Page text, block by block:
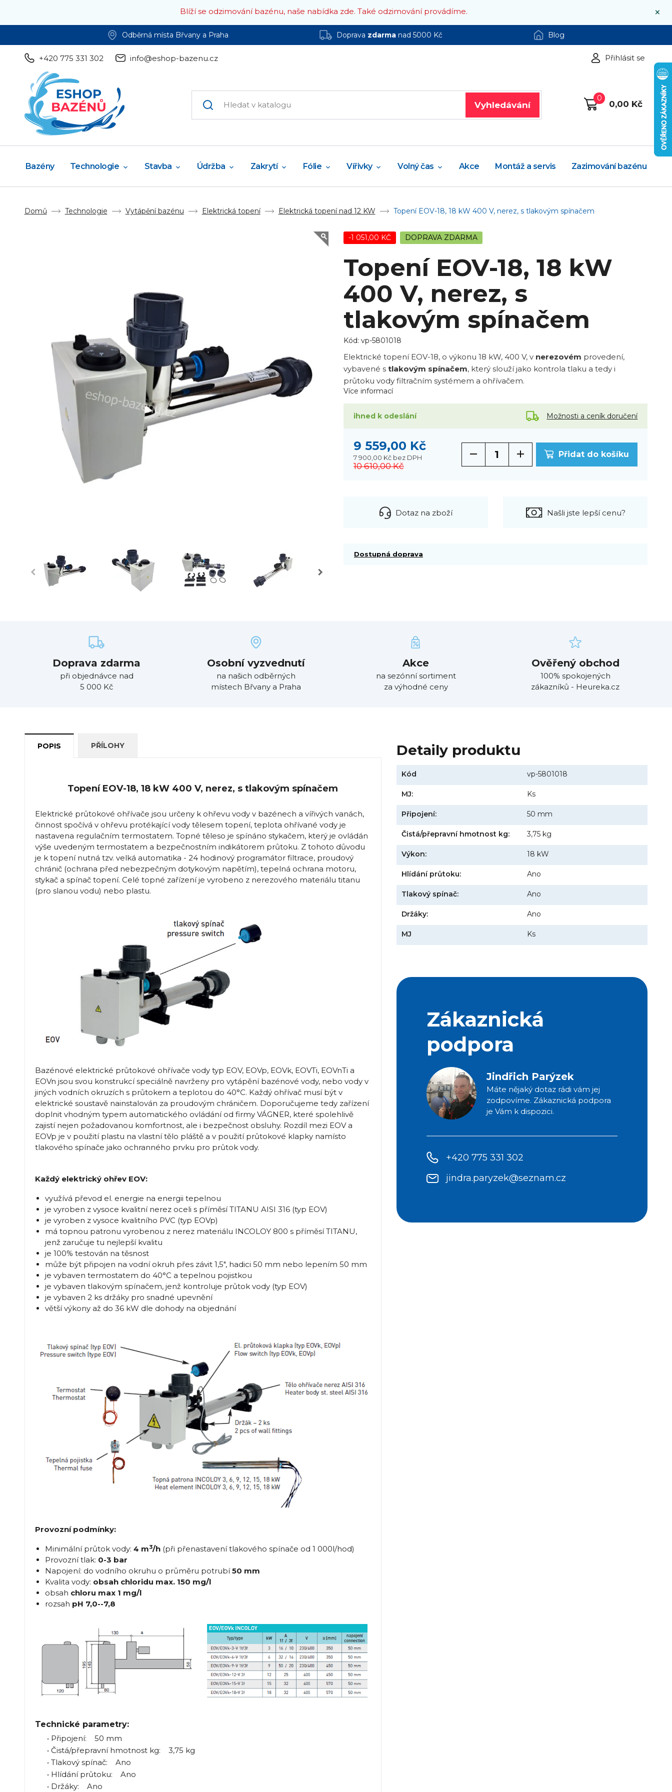
×
Blíží se odzimování bazénu, naše nabídka zde. Také odzimování provádíme.
Odběrná místa Břvany a Praha Doprava zdarmanad 5000 Kč Blog
+420 775 331 302 info@eshop-bazenu.cz Přihlásit se
Vyhledávání
0
0,00 Kč
Bazény Technologie Stavba Údržba Zakrytí Fólie Vířivky Volný čas Akce Montáž a servis Zazimování bazénu
Domů Technologie Vytápění bazénu Elektrická topení Elektrická topení nad 12 KW Topení EOV-18, 18 kW 400 V, nerez, s tlakovým spínačem
-1 051,00 KČ DOPRAVA ZDARMA
Topení EOV-18, 18 kW
400 V, nerez, s
tlakovým spínačem
Kód: vp-5801018
Elektrické topení EOV-18, o výkonu 18 kW, 400 V, v nerezovém provedení,
vybavené s tlakovým spínačem, který slouží jako kontrola tlaku a tedy i
průtoku vody filtračním systémem a ohřívačem.
Více informací
ihned k odeslání Možnosti a ceník doručení
9 559,00 Kč
7 900,00 Kč bez DPH
10 610,00 Kč
Přidat do košíku
Dotaz na zboží Našli jste lepší cenu?
Dostupná doprava
Doprava zdarma
při objednávce nad
5 000 Kč
Osobní vyzvednutí
na našich odběrných
místech Břvany a Praha
Akce
na sezónní sortiment
za výhodné ceny
Ověřený obchod
100% spokojených
zákazníků - Heureka.cz
POPIS PŘÍLOHY
Topení EOV-18, 18 kW 400 V, nerez, s tlakovým spínačem
Elektrické průtokové ohřívače jsou určeny k ohřevu vody v bazénech a vířivých vanách,
činnost spočívá v ohřevu protékající vody tělesem topení, teplota ohřívané vody je
nastavena regulačním termostatem. Topné těleso je spínáno stykačem, který je ovládán
výše uvedeným termostatem a bezpečnostním indikátorem průtoku. Z tohoto důvodu
je k topení nutná tzv. velká automatika - 24 hodinový programátor filtrace, proudový
chránič (ochrana před nebezpečným dotykovým napětím), tepelná ochrana motoru,
stykač a spínač topení. Celé topné zařízení je vyrobeno z nerezového materiálu titanu
(pro slanou vodu) nebo plastu.
Bazénové elektrické průtokové ohřívače vody typ EOV, EOVp, EOVk, EOVTi, EOVnTi a
EOVn jsou svou konstrukcí speciálně navrženy pro vytápění bazénové vody, nebo vody v
jiných vodních okruzích s průtokem a teplotou do 40°C. Každý ohřívač musí být v
elektrické soustavě nainstalován za proudovým chráničem. Doporučujeme tedy zařízení
doplnit vhodným typem automatického ovládání od firmy VÁGNER, které spolehlivě
zajistí nejen požadovanou komfortnost, ale i bezpečnost obsluhy. Rozdíl mezi EOV a
EOVp je v použití plastu na vlastní tělo pláště a v použití průtokové klapky namísto
tlakového spínače jako ochranného prvku pro průtok vody.
Každý elektrický ohřev EOV:
využívá převod el. energie na energii tepelnou
je vyroben z vysoce kvalitní nerez oceli s příměsí TITANU AISI 316 (typ EOV)
je vyroben z vysoce kvalitního PVC (typ EOVp)
má topnou patronu vyrobenou z nerez materiálu INCOLOY 800 s příměsí TITANU,
jenž zaručuje tu nejlepší kvalitu
je 100% testován na těsnost
může být připojen na vodní okruh přes závit 1,5", hadici 50 mm nebo lepením 50 mm
je vybaven termostatem do 40°C a tepelnou pojistkou
je vybaven tlakovým spínačem, jenž kontroluje průtok vody (typ EOV)
je vybaven 2 ks držáky pro snadné upevnění
větší výkony až do 36 kW dle dohody na objednání
Provozní podmínky:
Minimální průtok vody: 4 m3/h(při přenastavení tlakového spínače od 1 000l/hod)
Provozní tlak: 0-3 bar
Napojení: do vodního okruhu o průměru potrubí50 mm
Kvalita vody: obsah chloridu max. 150 mg/l
obsah chloru max 1 mg/l
rozsah pH 7,0--7,8
Technické parametry:
• Připojení: 50 mm
• Čistá/přepravní hmotnost kg: 3,75 kg
• Tlakový spínač: Ano
• Hlídání průtoku: Ano
• Držáky: Ano
Detaily produktu
Kód vp-5801018
MJ: Ks
Připojení: 50 mm
Čistá/přepravní hmotnost kg: 3,75 kg
Výkon: 18 kW
Hlídání průtoku: Ano
Tlakový spínač: Ano
Držáky: Ano
MJ Ks
Zákaznická
podpora
Jindřich Parýzek
Máte nějaký dotaz rádi vám jej
zodpovíme. Zákaznická podpora
je Vám k dispozici.
+420 775 331 302
jindra.paryzek@seznam.cz